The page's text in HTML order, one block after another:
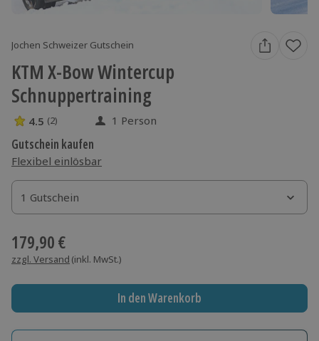
Jochen Schweizer Gutschein
KTM X-Bow Wintercup
Schnuppertraining
4.5 Sterne von 5 aus 2 Bewertungen
4.5 (2) 1 Person
Gutschein kaufen
Flexibel einlösbar
1 Gutschein
1 Gutschein
1 Gutschein
179,90 €
zzgl. Versand (inkl. MwSt.)
In den Warenkorb